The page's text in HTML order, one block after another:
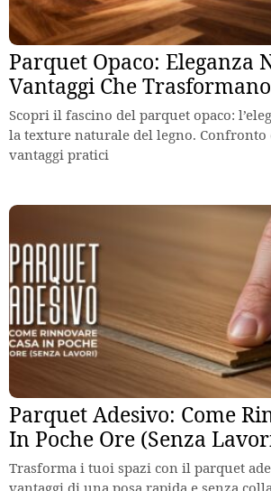
Parquet Opaco: Eleganza
Vantaggi Che
Scopri il fascino del parquet opaco:
la texture naturale del legno.
vantaggi pratici
Parquet Adesivo: Come
In Poche Ore (Senza
Trasforma i tuoi spazi con il parquet